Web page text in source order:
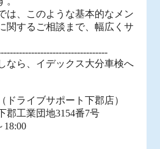
は、このような基本的なメン
関するご相談まで、幅広くサ
なら、イデックス大分車検へ
ドライブサポート下郡店）
郡工業団地3154番7号
18:00